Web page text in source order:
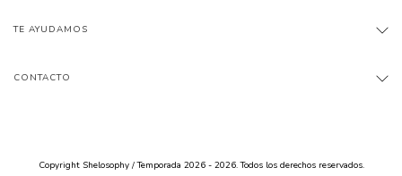
TE AYUDAMOS
CONTACTO
Copyright Shelosophy / Temporada 2026 - 2026. Todos los derechos reservados.